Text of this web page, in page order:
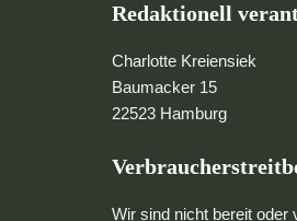
Redaktionell
Charlotte Kreiensiek
Baumacker 15
22523 Hamburg
Wir sind nicht bereit oder